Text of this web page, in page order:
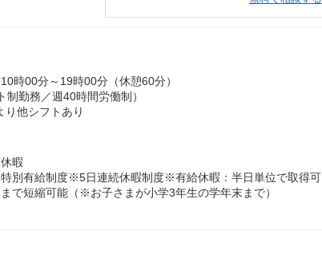
時00分～19時00分（休憩60分）
勤務／週40時間労働制）
他シフトあり
暇
別有給制度※5日連続休暇制度※有給休暇：半日単位で取得可
で短縮可能（※お子さまが小学3年生の学年末まで）